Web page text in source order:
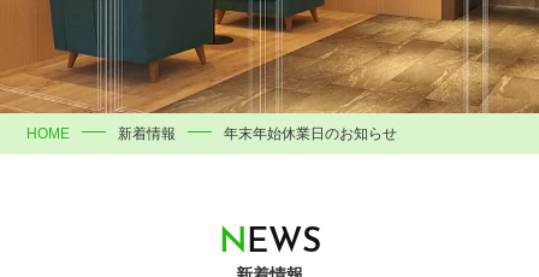
HOME 新着情報 年末年始休業日のお知らせ
NEWS